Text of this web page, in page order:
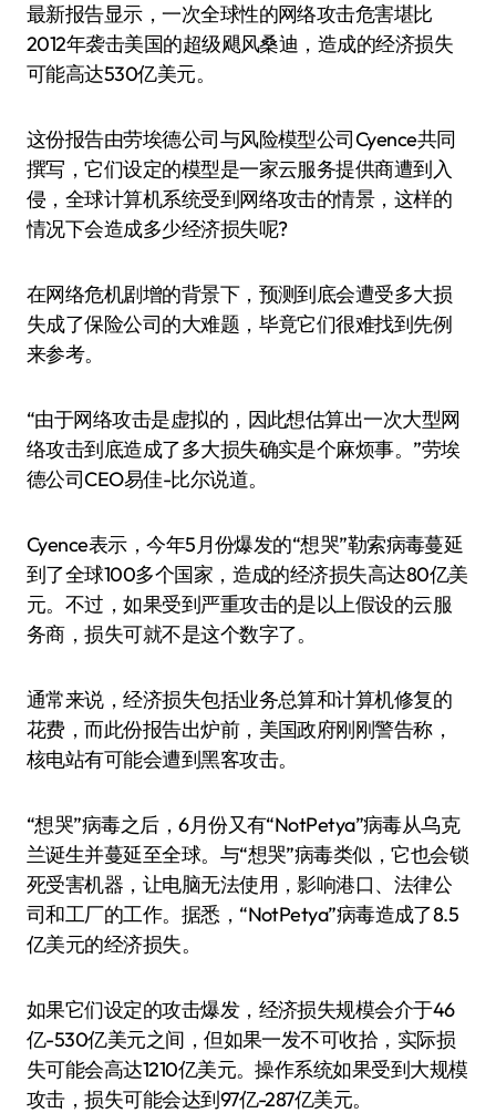
最新报告显示，一次全球性的网络攻击危害堪比
2012年袭击美国的超级飓风桑迪，造成的经济损失
可能高达530亿美元。
这份报告由劳埃德公司与风险模型公司Cyence共同
撰写，它们设定的模型是一家云服务提供商遭到入
侵，全球计算机系统受到网络攻击的情景，这样的
情况下会造成多少经济损失呢?
在网络危机剧增的背景下，预测到底会遭受多大损
失成了保险公司的大难题，毕竟它们很难找到先例
来参考。
“由于网络攻击是虚拟的，因此想估算出一次大型网
络攻击到底造成了多大损失确实是个麻烦事。”劳埃
德公司CEO易佳-比尔说道。
Cyence表示，今年5月份爆发的“想哭”勒索病毒蔓延
到了全球100多个国家，造成的经济损失高达80亿美
元。不过，如果受到严重攻击的是以上假设的云服
务商，损失可就不是这个数字了。
通常来说，经济损失包括业务总算和计算机修复的
花费，而此份报告出炉前，美国政府刚刚警告称，
核电站有可能会遭到黑客攻击。
“想哭”病毒之后，6月份又有“NotPetya”病毒从乌克
兰诞生并蔓延至全球。与“想哭”病毒类似，它也会锁
死受害机器，让电脑无法使用，影响港口、法律公
司和工厂的工作。据悉，“NotPetya”病毒造成了8.5
亿美元的经济损失。
如果它们设定的攻击爆发，经济损失规模会介于46
亿-530亿美元之间，但如果一发不可收拾，实际损
失可能会高达1210亿美元。操作系统如果受到大规模
攻击，损失可能会达到97亿-287亿美元。